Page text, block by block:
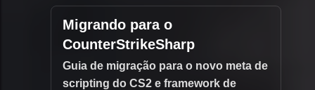
Migrando para o
CounterStrikeSharp
Guia de migração para o novo meta de
scripting do CS2 e framework de